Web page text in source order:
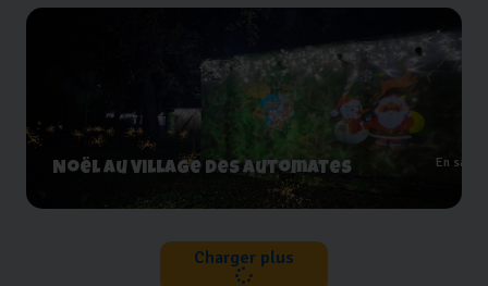
Noël au Village des automates En
Charger plus